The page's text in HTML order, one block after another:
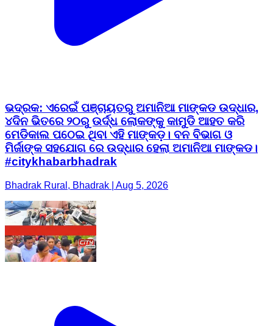
ଭଦ୍ରକ: ଏରେଇଁ ପଞ୍ଚାୟତରୁ ଅମାନିଆ ମାଙ୍କଡ ଉଦ୍ଧାର,
୪ଦିନ ଭିତରେ ୨୦ରୁ ଉର୍ଦ୍ଧ ଲୋକଙ୍କୁ କାମୁଡି ଆହତ କରି
ମେଡିକାଲ ପଠେଇ ଥିବା ଏହି ମାଙ୍କଡ଼। ବନ ବିଭାଗ ଓ
ମିର୍ଜାଙ୍କ ସହଯୋଗ ରେ ଉଦ୍ଧାର ହେଲା ଅମାନିଆ ମାଙ୍କଡ।
#citykhabarbhadrak
Bhadrak Rural, Bhadrak | Aug 5, 2026